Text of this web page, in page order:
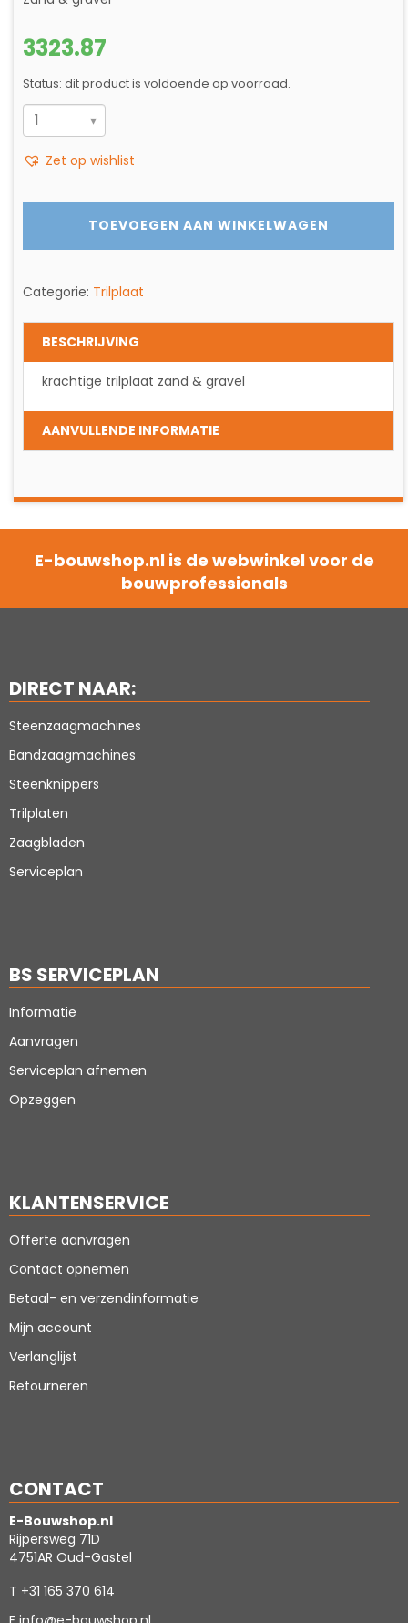
3323.87
Status: dit product is voldoende op voorraad.
STAMPER
16
Zet op wishlist
TOEVOEGEN AAN WINKELWAGEN
Categorie: Trilplaat
BESCHRIJVING
krachtige trilplaat zand & gravel
AANVULLENDE INFORMATIE
E-bouwshop.nl is de webwinkel voor de
bouwprofessionals
DIRECT NAAR:
Steenzaagmachines
Bandzaagmachines
Steenknippers
Trilplaten
Zaagbladen
Serviceplan
BS SERVICEPLAN
Informatie
Aanvragen
Serviceplan afnemen
Opzeggen
KLANTENSERVICE
Offerte aanvragen
Contact opnemen
Betaal- en verzendinformatie
Mijn account
Verlanglijst
Retourneren
CONTACT
E-Bouwshop.nl
Rijpersweg 71D
4751AR Oud-Gastel
T +31 165 370 614